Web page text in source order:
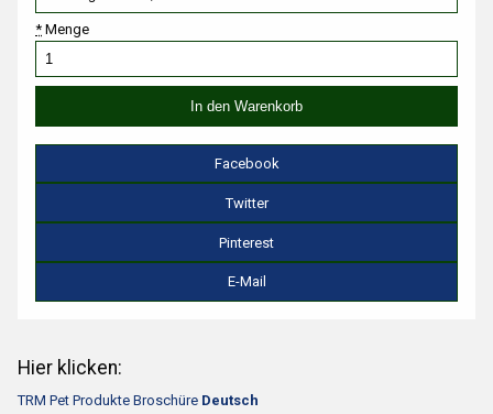
* Menge
Facebook
Twitter
Pinterest
E-Mail
Hier klicken:
TRM Pet Produkte Broschüre Deutsch